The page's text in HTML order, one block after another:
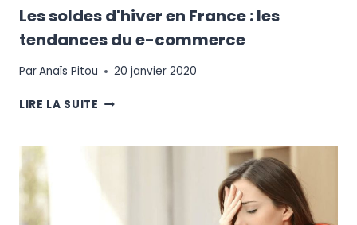
Les soldes d'hiver en France : les
tendances du e-commerce
ParAnaïs Pitou 20 janvier 2020
LIRE LA SUITE LES
EN
:
LES